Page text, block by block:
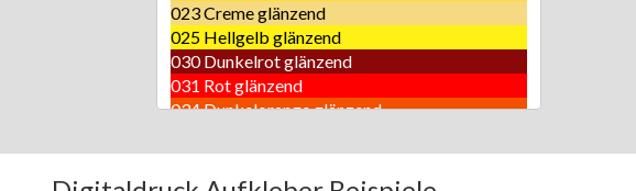
023 Creme glänzend
025 Hellgelb glänzend
030 Dunkelrot glänzend
031 Rot glänzend
034 Dunkelorange glänzend
040 Violett glänzend
041 Pink glänzend